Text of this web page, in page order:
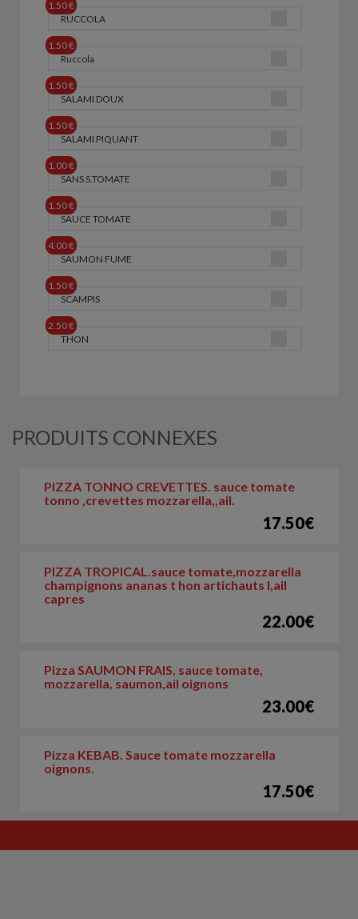
1.50 €
RUCCOLA
1.50 €
Ruccola
1.50 €
SALAMI DOUX
1.50 €
SALAMI PIQUANT
1.00 €
SANS S.TOMATE
1.50 €
SAUCE TOMATE
4.00 €
SAUMON FUME
1.50 €
SCAMPIS
2.50 €
THON
PRODUITS CONNEXES
PIZZA TONNO CREVETTES. sauce tomate
tonno ,crevettes mozzarella,,ail.
17.50€
PIZZA TROPICAL.sauce tomate,mozzarella
champignons ananas t hon artichauts l,ail
capres
22.00€
Pizza SAUMON FRAIS, sauce tomate,
mozzarella, saumon,ail oignons
23.00€
Pizza KEBAB. Sauce tomate mozzarella
oignons.
17.50€